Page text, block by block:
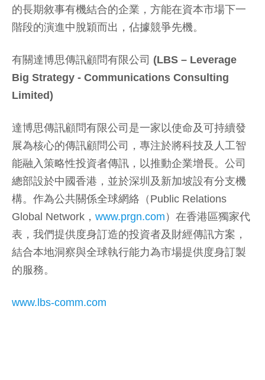
的長期敘事有機結合的企業，方能在資本市場下一
階段的演進中脫穎而出，佔據競爭先機。
有關達博思傳訊顧問有限公司 (LBS – Leverage
Big Strategy - Communications Consulting
Limited)
達博思傳訊顧問有限公司是一家以使命及可持續發
展為核心的傳訊顧問公司，專注於將科技及人工智
能融入策略性投資者傳訊，以推動企業增長。公司
總部設於中國香港，並於深圳及新加坡設有分支機
構。作為公共關係全球網絡（Public Relations
Global Network， www.prgn.com ）在香港區獨家代
表，我們提供度身訂造的投資者及財經傳訊方案，
結合本地洞察與全球執行能力為市場提供度身訂製
的服務。
www.lbs-comm.com